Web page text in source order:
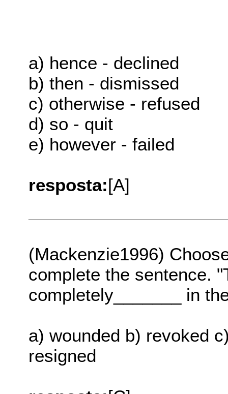
a) hence - declined
b) then - dismissed
c) otherwise - refused
d) so - quit
e) however - failed
resposta:[A]
(Mackenzie1996)
complete the sentence.
completely_______ in
a) wounded b) revoked
resigned